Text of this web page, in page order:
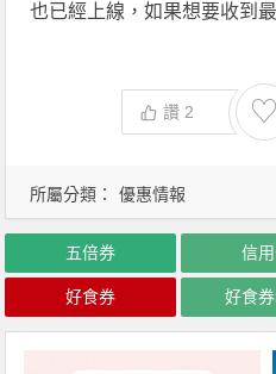
也已經上線，如果想要收到
讚2 ♡
所屬分類： 優惠情報
五倍券 信
好食券 好食